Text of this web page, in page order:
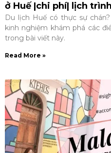
ở Huế |chi phí| lịch trình
Du lịch Huế có thực sự
kinh nghiệm khám phá các
trong bài viết này.
Read More »